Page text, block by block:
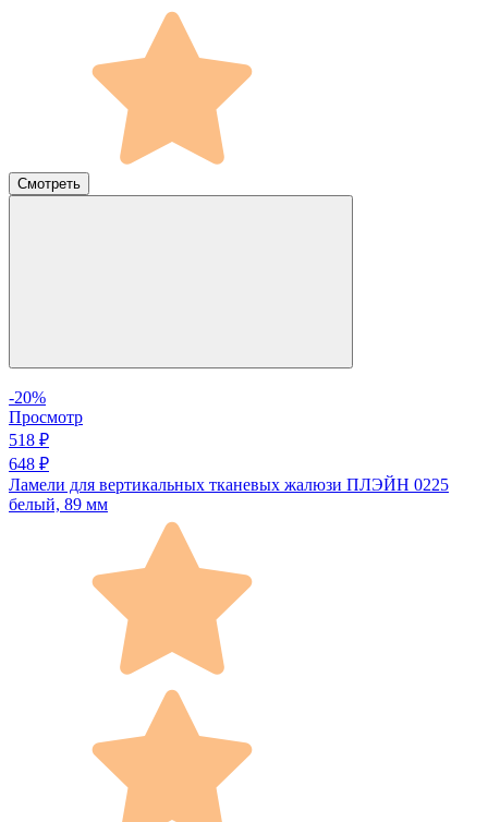
Смотреть
-20%
Просмотр
518 ₽
648 ₽
Ламели для вертикальных тканевых жалюзи ПЛЭЙН 0225
белый, 89 мм